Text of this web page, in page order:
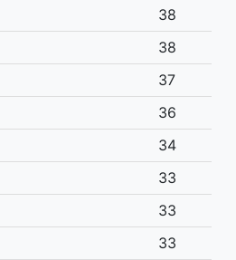
38
38
37
36
34
33
33
33